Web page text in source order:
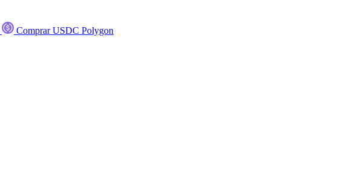
Comprar USDC Polygon